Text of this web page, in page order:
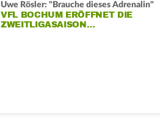
Uwe Rösler: "Brauche dieses Adrenalin"
VFL BOCHUM ERÖFFNET DIE
ZWEITLIGASAISON…